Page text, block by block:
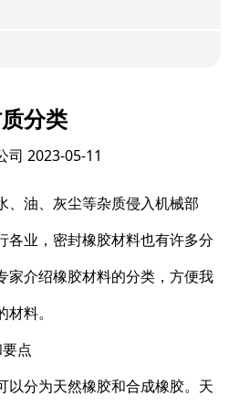
分类
司 2023-05-11
、油、灰尘等杂质侵入机械部
各业，密封橡胶材料也有许多分
家介绍橡胶材料的分类，方便我
料。
点
以分为天然橡胶和合成橡胶。天